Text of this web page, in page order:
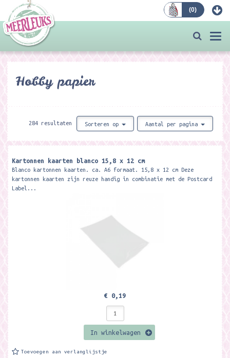
(0)
Hobby papier
284 resultaten Sorteren op Aantal per pagina
Kartonnen kaarten blanco 15,8 x 12 cm
Blanco kartonnen kaarten. ca. A6 formaat. 15,8 x 12 cm Deze
kartonnen kaarten zijn reuze handig in combinatie met de Postcard
Label...
€ 0,19
In winkelwagen
Toevoegen aan verlanglijstje